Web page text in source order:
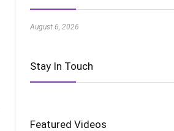
August 6, 2026
Stay In Touch
Featured Videos